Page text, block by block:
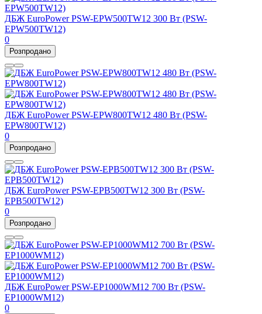
ДБЖ EuroPower PSW-EPW500TW12 300 Вт (PSW-
EPW500TW12)
0
Розпродано
ДБЖ EuroPower PSW-EPW800TW12 480 Вт (PSW-
EPW800TW12)
0
Розпродано
ДБЖ EuroPower PSW-EPB500TW12 300 Вт (PSW-
EPB500TW12)
0
Розпродано
ДБЖ EuroPower PSW-EP1000WM12 700 Вт (PSW-
EP1000WM12)
0